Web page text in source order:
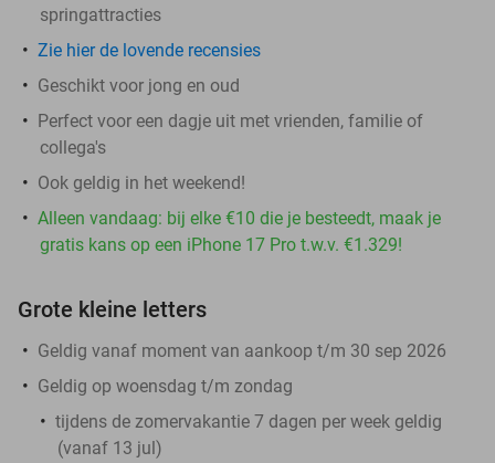
springattracties
Zie hier de lovende recensies
Geschikt voor jong en oud
Perfect voor een dagje uit met vrienden, familie of
collega's
Ook geldig in het weekend!
Alleen vandaag: bij elke €10 die je besteedt, maak je
gratis kans op een iPhone 17 Pro t.w.v. €1.329!
Grote kleine letters
Geldig vanaf moment van aankoop t/m 30 sep 2026
Geldig op woensdag t/m zondag
tijdens de zomervakantie 7 dagen per week geldig
(vanaf 13 jul)